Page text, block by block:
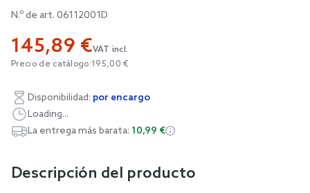
beginning
the
images
N.º de art. 06112001D
145,89 €VAT incl.
Precio de catálogo:195,00 €
Disponibilidad: por encargo
Loading...
La entrega más barata: 10,99 €
Descripción del producto